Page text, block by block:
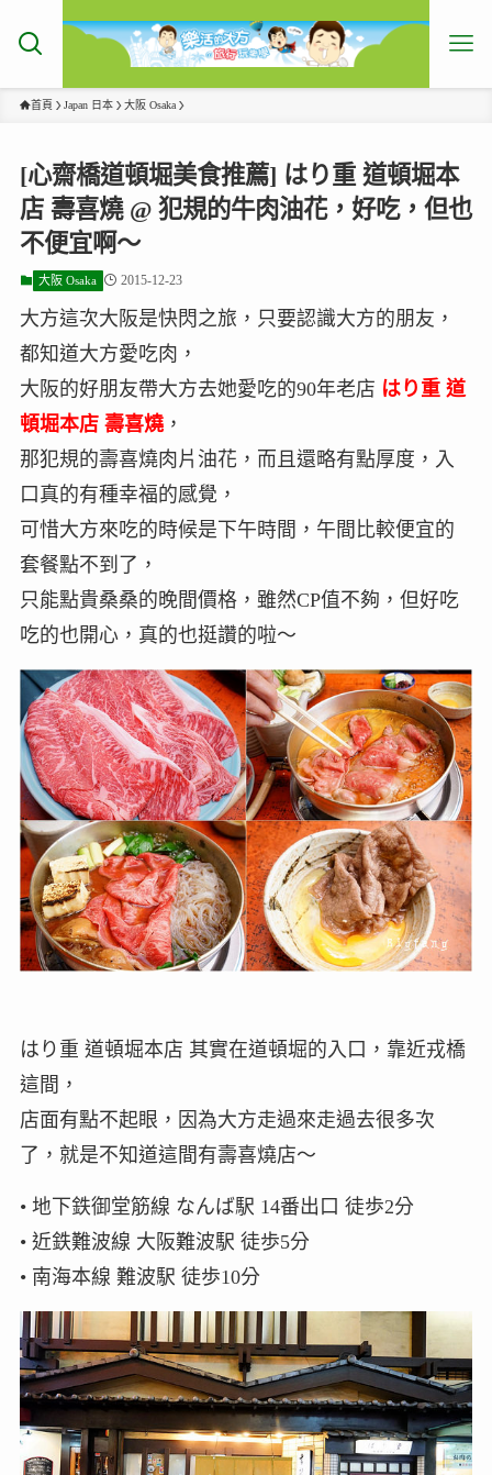
首頁 Japan 日本 大阪 Osaka
[心齋橋道頓堀美食推薦] はり重 道頓堀本
店 壽喜燒 @ 犯規的牛肉油花，好吃，但也
不便宜啊～
大阪 Osaka 2015-12-23
大方這次大阪是快閃之旅，只要認識大方的朋友，
都知道大方愛吃肉，
大阪的好朋友帶大方去她愛吃的90年老店 はり重 道
頓堀本店 壽喜燒，
那犯規的壽喜燒肉片油花，而且還略有點厚度，入
口真的有種幸福的感覺，
可惜大方來吃的時候是下午時間，午間比較便宜的
套餐點不到了，
只能點貴桑桑的晚間價格，雖然CP值不夠，但好吃
吃的也開心，真的也挺讚的啦～
はり重 道頓堀本店 其實在道頓堀的入口，靠近戎橋
這間，
店面有點不起眼，因為大方走過來走過去很多次
了，就是不知道這間有壽喜燒店～
• 地下鉄御堂筋線 なんば駅 14番出口 徒歩2分
• 近鉄難波線 大阪難波駅 徒歩5分
• 南海本線 難波駅 徒歩10分